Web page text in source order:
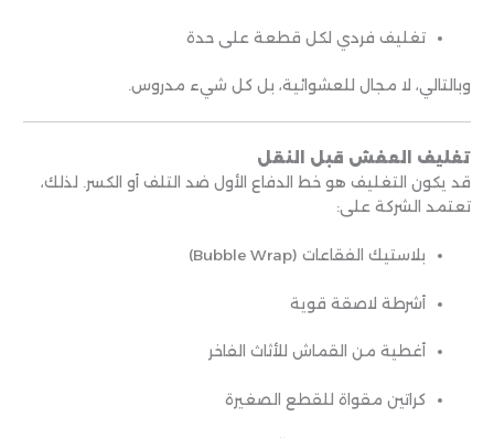
تغليف فردي لكل قطعة على حدة
وبالتالي، لا مجال للعشوائية، بل كل شيء مدروس.
تغليف العفش قبل النقل
قد يكون التغليف هو خط الدفاع الأول ضد التلف أو الكسر. لذلك،
تعتمد الشركة على:
بلاستيك الفقاعات (Bubble Wrap)
أشرطة لاصقة قوية
أغطية من القماش للأثاث الفاخر
كراتين مقواة للقطع الصغيرة